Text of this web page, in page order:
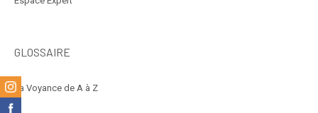
GLOSSAIRE
La Voyance de A à Z